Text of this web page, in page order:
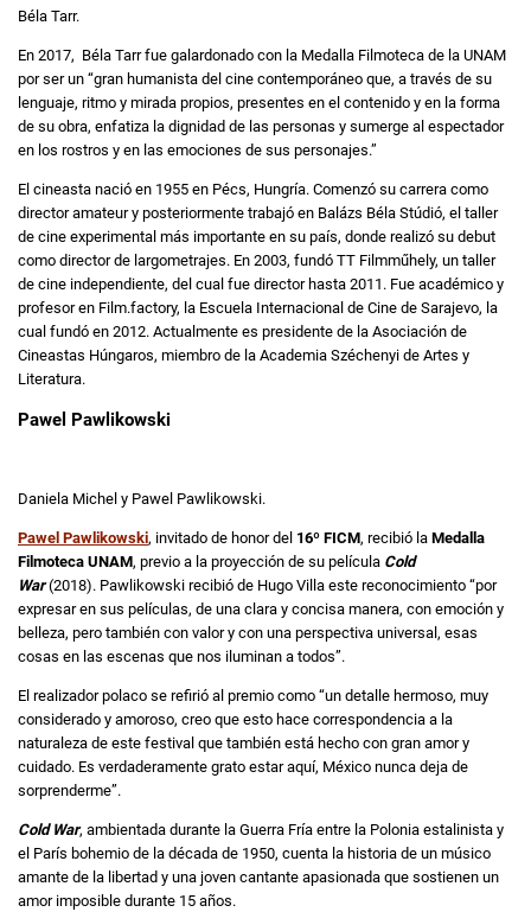
Béla Tarr.
En 2017, Béla Tarr fue galardonado con la Medalla Filmoteca de la UNAM
por ser un “gran humanista del cine contemporáneo que, a través de su
lenguaje, ritmo y mirada propios, presentes en el contenido y en la forma
de su obra, enfatiza la dignidad de las personas y sumerge al espectador
en los rostros y en las emociones de sus personajes.”
El cineasta nació en 1955 en Pécs, Hungría. Comenzó su carrera como
director amateur y posteriormente trabajó en Balázs Béla Stúdió, el taller
de cine experimental más importante en su país, donde realizó su debut
como director de largometrajes. En 2003, fundó TT Filmműhely, un taller
de cine independiente, del cual fue director hasta 2011. Fue académico y
profesor en Film.factory, la Escuela Internacional de Cine de Sarajevo, la
cual fundó en 2012. Actualmente es presidente de la Asociación de
Cineastas Húngaros, miembro de la Academia Széchenyi de Artes y
Literatura.
Pawel Pawlikowski
Daniela Michel y Pawel Pawlikowski.
Pawel Pawlikowski, invitado de honor del 16º FICM, recibió la Medalla
Filmoteca UNAM, previo a la proyección de su película Cold
War(2018). Pawlikowski recibió de Hugo Villa este reconocimiento “por
expresar en sus películas, de una clara y concisa manera, con emoción y
belleza, pero también con valor y con una perspectiva universal, esas
cosas en las escenas que nos iluminan a todos”.
El realizador polaco se refirió al premio como “un detalle hermoso, muy
considerado y amoroso, creo que esto hace correspondencia a la
naturaleza de este festival que también está hecho con gran amor y
cuidado. Es verdaderamente grato estar aquí, México nunca deja de
sorprenderme”.
Cold War, ambientada durante la Guerra Fría entre la Polonia estalinista y
el París bohemio de la década de 1950, cuenta la historia de un músico
amante de la libertad y una joven cantante apasionada que sostienen un
amor imposible durante 15 años.